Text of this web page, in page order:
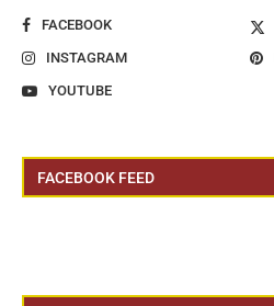
FACEBOOK
INSTAGRAM
YOUTUBE
FACEBOOK FEED